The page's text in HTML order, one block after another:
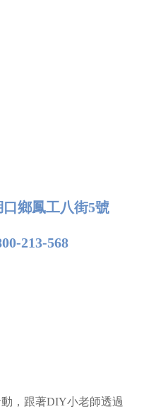
鄉鳳工八街5號
213-568
，跟著DIY小老師透過